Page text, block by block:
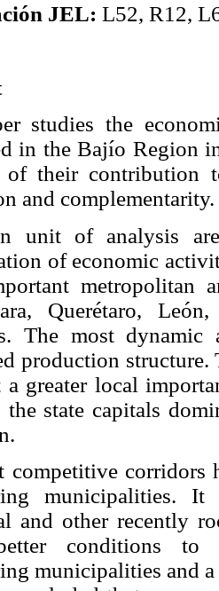
JEL: L52, R12,
studies the
in the Bajío Region
their contribution
and complementarity.
unit of analysis
of economic
metropolitan
Querétaro,
The most
production structure.
a greater local
state capitals
competitive corridors
municipalities.
and other recently
conditions to
municipalities and